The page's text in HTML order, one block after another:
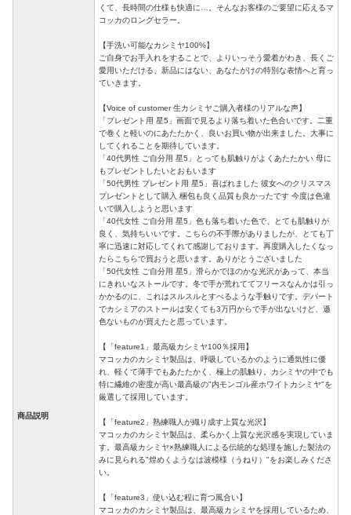
商品説明
くて、長時間の仕様も快適に…。そんなお客様のご要望に応えるマ
コッカのロングセラー。
【手洗い可能なカシミヤ100%】
ご自身でお手入れをすることで、よりいっそう愛着がわき、長くご
愛用いただける、新品にはない、あなたがけの特別な表情へと育っ
ていきます。
【Voice of customer 生カシミヤご購入者様のリアルな声】
「プレゼント用 星5」画面で見るより落ち着いた色合いです。二重
で巻くと軽いのにあたたかく、良いお買い物が出来ました。大事に
してくれることを期待しています。
「40代男性 ご自分用 星5」とっても肌触りがよくあたたかい 母に
もプレゼントしたいとおもいます
「50代男性 プレゼント用 星5」喜ばれました 彼女へのクリスマス
プレゼントとして購入 梱包も良く品質も良かったです 今度は色違
いで購入しようと思います
「40代女性 ご自分用 星5」色も落ち着いた色で、とても肌触りが
良く、気持ちいいです。こちらの不手際がありましたが、とても丁
寧に迅速に対応してくれて感謝しております。再度購入したくなっ
たらこちらで買おうと思います。ありがとうございました
「50代女性 ご自分用 星5」滑らかでほのかな光沢があって、本当
にきれいなストールです。冬で手が荒れててフリースなんかは引っ
かかるのに、これはスルスルとすべるような手触りです。デパート
でカシミアのストールは安くても3万円からで手が出ないけど、遜
色ないものが買えたと思っています。
【「feature1」最高級カシミヤ100％採用】
マコッカのカシミヤ製品は、呼吸しているかのように通気性に優
れ、軽くて薄手でもあたたかく、極上の肌触り。カシミヤの中でも
特に繊維の密度が高い最高級の"内モンゴル産ホワイトカシミヤ"を
厳選して採用しています。
【「feature2」熟練職人が織り成す上質な光沢】
マコッカのカシミヤ製品は、柔らかく上質な光沢感を実現していま
す。最高級カシミヤ×熟練職人による伝統的な処理を施した製法の
みに見られる"煌めくようなは波模様（うねり）"をお楽しみくださ
い。
【「feature3」使い込む程に育つ風合い】
マコッカのカシミヤ製品は、最高級カシミヤを採用しているため、